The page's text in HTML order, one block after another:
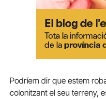
Podríem dir que estem
colonitzant el seu terreny,